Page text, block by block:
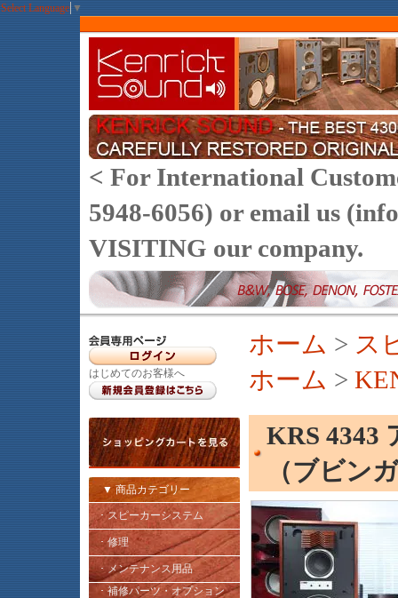
Select Language ▼
< For International
5948-6056) or email us
VISITING our company.
はじめてのお客様へ
▼ 商品カテゴリー
･ スピーカーシステム
･ 修理
･ メンテナンス用品
･ 補修パーツ・オプション
ホーム > ス
ホーム >
KRS 4343
（ブビン